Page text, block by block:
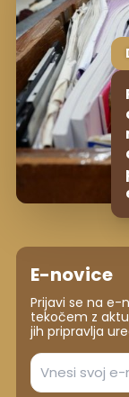
E-novice
Prijavi se na e-
tekočem z
jih pripravlja